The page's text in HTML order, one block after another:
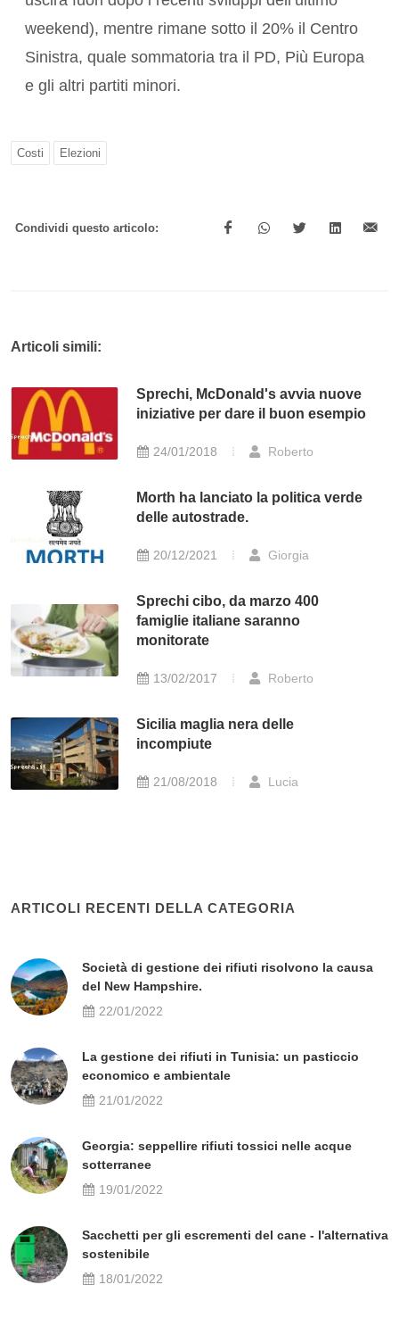
weekend), mentre rimane sotto il 20% il Centro
Sinistra, quale sommatoria tra il PD, Più Europa
e gli altri partiti minori.
Costi Elezioni
Condividi questo articolo:
Articoli simili:
Sprechi, McDonald's avvia nuove
iniziative per dare il buon esempio
24/01/2018 Roberto
Morth ha lanciato la politica verde
delle autostrade.
20/12/2021 Giorgia
Sprechi cibo, da marzo 400
famiglie italiane saranno
monitorate
13/02/2017 Roberto
Sicilia maglia nera delle
incompiute
21/08/2018 Lucia
ARTICOLI RECENTI DELLA CATEGORIA
Società di gestione dei rifiuti risolvono la causa
del New Hampshire.
22/01/2022
La gestione dei rifiuti in Tunisia: un pasticcio
economico e ambientale
21/01/2022
Georgia: seppellire rifiuti tossici nelle acque
sotterranee
19/01/2022
Sacchetti per gli escrementi del cane - l'alternativa
sostenibile
18/01/2022